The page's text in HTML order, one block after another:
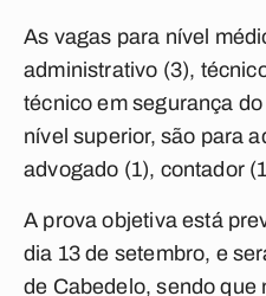
As vagas para nível
administrativo (3),
técnico em segurança
nível superior, são para
advogado (1), contador
A prova objetiva está
dia 13 de setembro, e
de Cabedelo, sendo que